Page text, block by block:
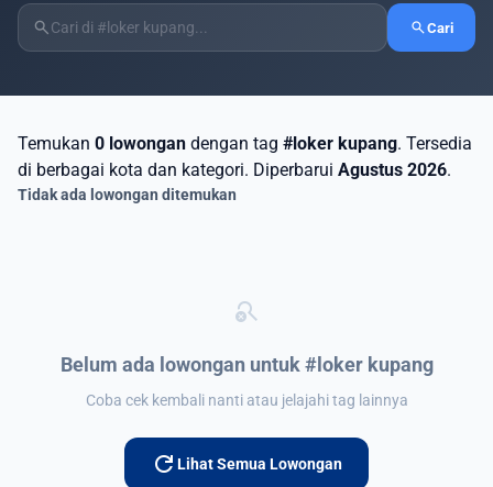
search searchCari
Temukan 0 lowongan dengan tag #loker kupang. Tersedia
di berbagai kota dan kategori. Diperbarui Agustus 2026.
Tidak ada lowongan ditemukan
search_off
Belum ada lowongan untuk #loker kupang
Coba cek kembali nanti atau jelajahi tag lainnya
refresh Lihat Semua Lowongan